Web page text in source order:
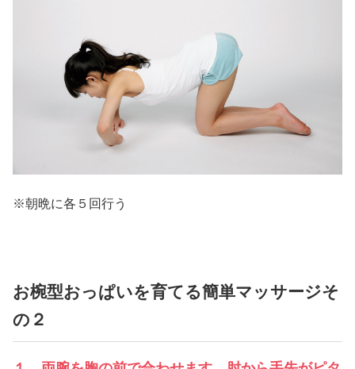
※朝晩に各５回行う
お椀型おっぱいを育てる簡単マッサージそ
の２